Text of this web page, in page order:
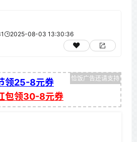
2025-08-03 13:30:36
领25-8元券
包领30-8元券